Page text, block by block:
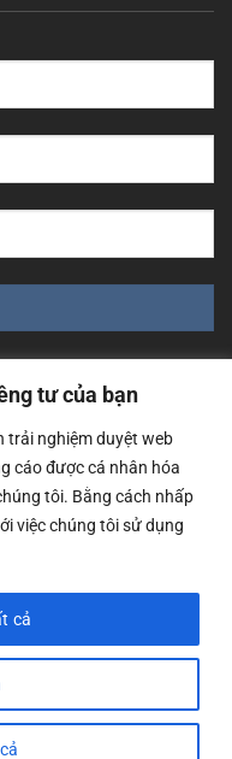
tư của bạn
trải nghiệm duyệt web
cáo được cá nhân hóa
tôi. Bằng cách nhấp
việc chúng tôi sử dụng
cả
ĐKKD: 0108783483
và Đầu Tư Tp. Hà
All Rights Reserved